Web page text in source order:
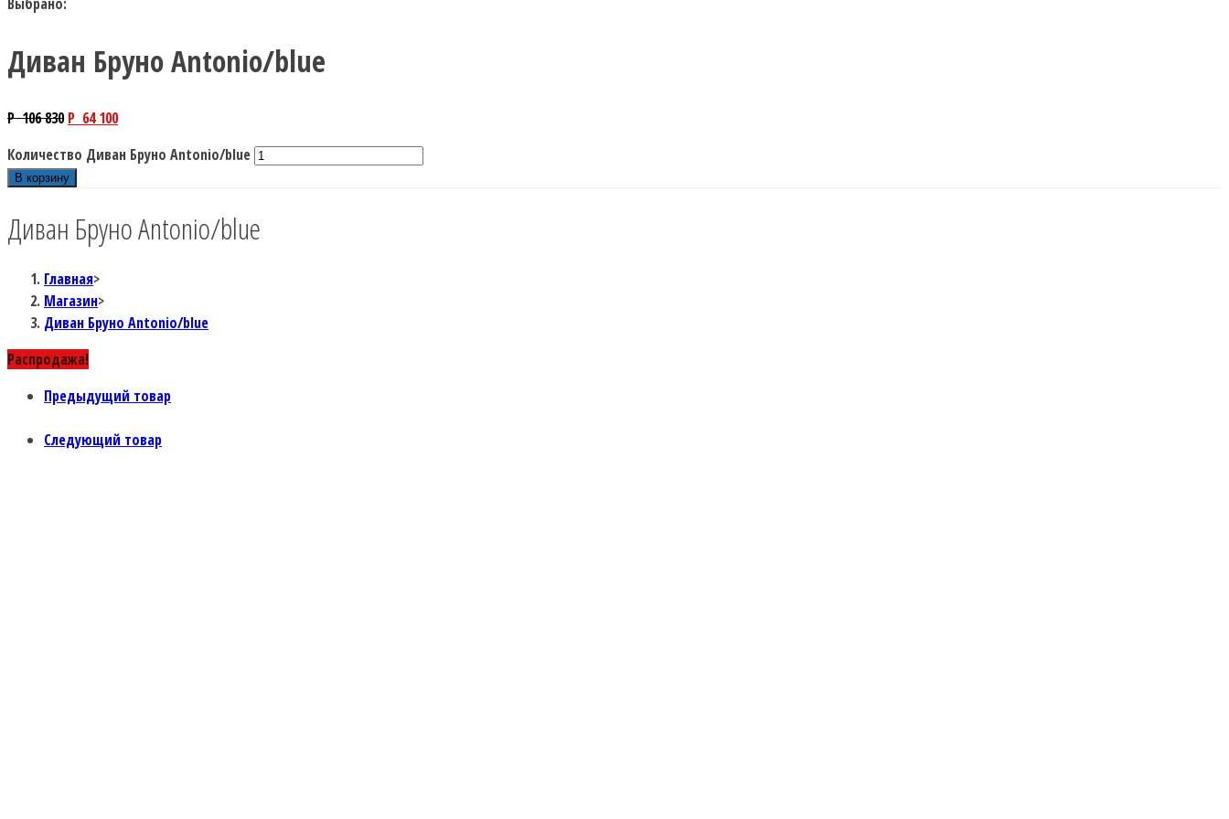
Диван Бруно Antonio/blue
P106 830 P 64 100
Количество Диван Бруно Antonio/blue
В корзину
Диван Бруно Antonio/blue
Главная>
Магазин>
Диван Бруно Antonio/blue
Распродажа!
Предыдущий товар
Следующий товар